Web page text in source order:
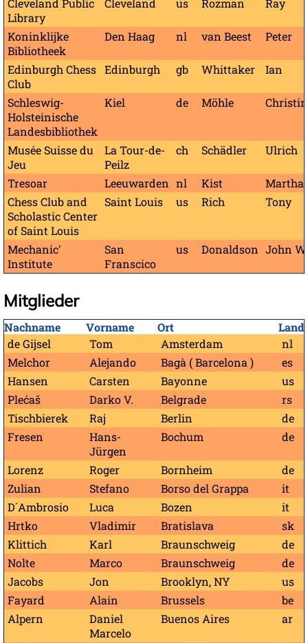
Cleveland Public
Library
Cleveland us Rozman Ray
Koninklijke
Bibliotheek
Den Haag nl van Beest Peter
Edinburgh Chess
Club
Edinburgh gb Whittaker Ian
Schleswig-
Holsteinische
Landesbibliothek
Kiel de Möhle
Musée Suisse du
Jeu
La Tour-de-
Peilz
ch Schädler Ulrich
Tresoar Leeuwarden nl Kist
Martha
Chess Club and
Scholastic Center
of Saint Louis
Saint Louis us Rich Tony
Mechanic'
Institute
San
Franscico
us Donaldson John W.
Mitglieder
Nachname Vorname Ort
Land
de Gijsel
Tom Amsterdam
nl
Melchor
Alejando Bagà ( Barcelona )
es
Hansen
Carsten Bayonne
us
Plećaš
Darko V. Belgrade
rs
Tischbierek
Raj Berlin
de
Fresen
Hans-
Jürgen
Bochum de
Lorenz Roger Bornheim
de
Zulian
Stefano Borso del Grappa
it
D´Ambrosio
Luca Bozen
it
Hrtko
Vladimir Bratislava
sk
Klittich
Karl Braunschweig
de
Nolte
Marco Braunschweig
de
Jacobs
Jon Brooklyn, NY
us
Fayard
Alain Brussels
be
Alpern
Daniel
Marcelo
Buenos Aires ar